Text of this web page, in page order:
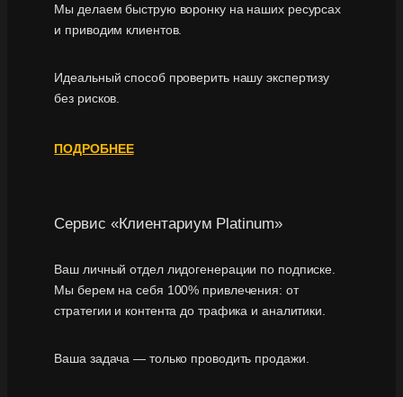
Мы делаем быструю воронку на наших ресурсах
и приводим клиентов.
Идеальный способ проверить нашу экспертизу
без рисков.
ПОДРОБНЕЕ
Сервис «Клиентариум Platinum»
Ваш личный отдел лидогенерации по подписке.
Мы берем на себя 100% привлечения: от
стратегии и контента до трафика и аналитики.
Ваша задача — только проводить продажи.